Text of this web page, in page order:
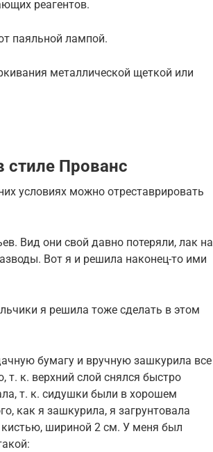
реагентов.
паяльной лампой.
металлической щеткой или
стиле Прованс
условиях можно отреставрировать
Вид они свой давно потеряли, лак на
Вот я и решила наконец-то ими
я решила тоже сделать в этом
бумагу и вручную зашкурила все
т. к. верхний слой снялся быстро
т. к. сидушки были в хорошем
как я зашкурила, я загрунтовала
кистью, шириной 2 см. У меня был